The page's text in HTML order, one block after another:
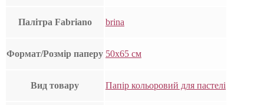
Палітра Fabriano brina
Формат/Розмір паперу 50х65 см
Вид товару Папір кольоровий для пастелі